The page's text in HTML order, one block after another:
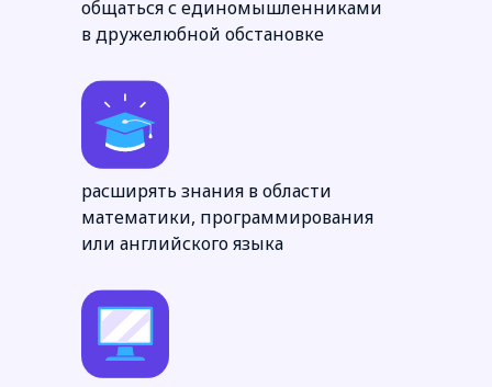
общаться с единомышленниками
в дружелюбной обстановке
расширять знания в области
математики, программирования
или английского языка